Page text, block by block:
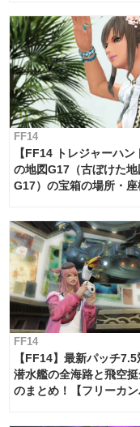
FF14
【FF14 トレジャーハン
の地図G17（古ぼけた地
G17）の宝箱の場所・
FF14
【FF14】最新パッチ7.5
潜水艦の全海路と飛空
のまとめ！【フリーカ